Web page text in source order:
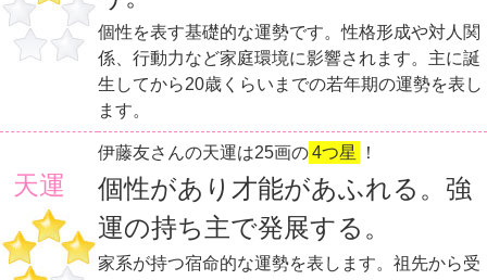
個性を表す基礎的な運勢です。性格形成や対人関
係、行動力など家庭環境に影響されます。主に誕
生してから20歳くらいまでの若年期の運勢を表し
ます。
天運
伊藤友さんの天運は25画の4つ星 ！
個性があり才能があふれる。強
運の持ち主で発展する。
家系が持つ宿命的な運勢を表します。祖先から受